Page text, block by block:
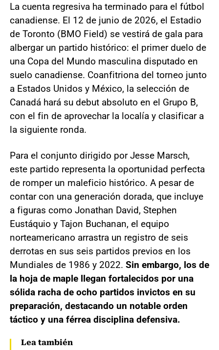
La cuenta regresiva ha terminado para el fútbol
canadiense. El 12 de junio de 2026, el Estadio
de Toronto (BMO Field) se vestirá de gala para
albergar un partido histórico: el primer duelo de
una Copa del Mundo masculina disputado en
suelo canadiense. Coanfitriona del torneo junto
a Estados Unidos y México, la selección de
Canadá hará su debut absoluto en el Grupo B,
con el fin de aprovechar la localía y clasificar a
la siguiente ronda.
Para el conjunto dirigido por Jesse Marsch,
este partido representa la oportunidad perfecta
de romper un maleficio histórico. A pesar de
contar con una generación dorada, que incluye
a figuras como Jonathan David, Stephen
Eustáquio y Tajon Buchanan, el equipo
norteamericano arrastra un registro de seis
derrotas en sus seis partidos previos en los
Mundiales de 1986 y 2022. Sin embargo, los de
la hoja de maple llegan fortalecidos por una
sólida racha de ocho partidos invictos en su
preparación, destacando un notable orden
táctico y una férrea disciplina defensiva.
Lea también